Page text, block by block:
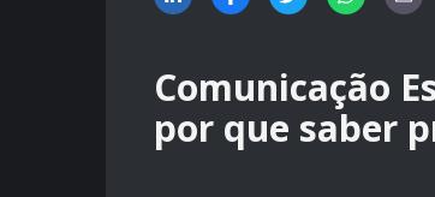
Comunicação
por que saber